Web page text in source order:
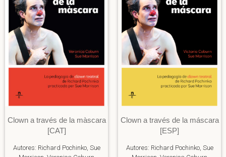
Clown a través de la màscara
[CAT]
Autores: Richard Pochinko, Sue
Clown a través de la máscara
[ESP]
Autores: Richard Pochinko, Sue